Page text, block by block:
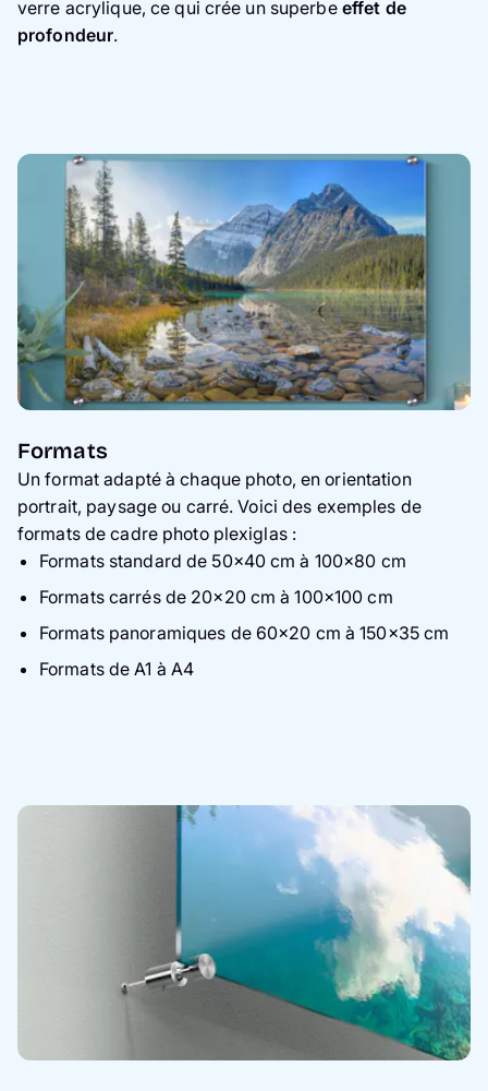
verre acrylique, ce qui crée un superbe effet de
profondeur.
Formats
Un format adapté à chaque photo, en orientation
portrait, paysage ou carré. Voici des exemples de
formats de cadre photo plexiglas :
Formats standard de 50×40 cm à 100×80 cm
Formats carrés de 20×20 cm à 100×100 cm
Formats panoramiques de 60×20 cm à 150×35 cm
Formats de A1 à A4